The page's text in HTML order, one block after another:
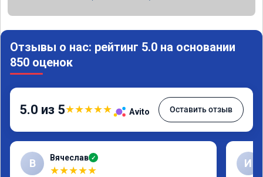
Отзывы о нас: рейтинг 5.0 на основании
850 оценок
5.0 из 5★★★★★ Avito Оставить отзыв
В Вячеслав ✓
★★★★★
И